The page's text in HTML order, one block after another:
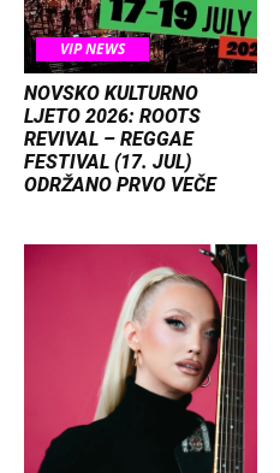
VIP NEWS
NOVSKO KULTURNO
LJETO 2026: ROOTS
REVIVAL – REGGAE
FESTIVAL (17. JUL)
ODRŽANO PRVO VEČE